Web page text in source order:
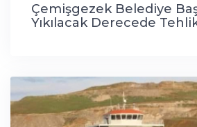
Çemişgezek Belediye
Yıkılacak Derecede